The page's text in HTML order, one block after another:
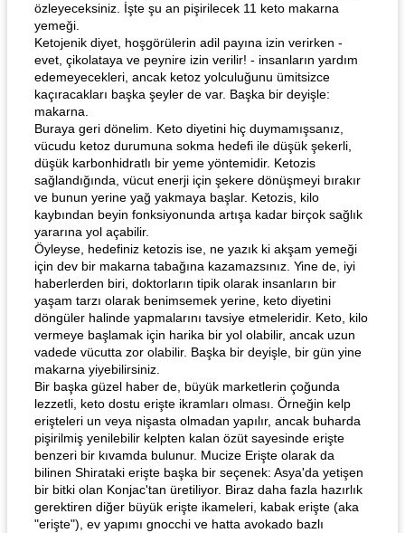
özleyeceksiniz. İşte şu an pişirilecek 11 keto makarna
yemeği.
Ketojenik diyet, hoşgörülerin adil payına izin verirken -
evet, çikolataya ve peynire izin verilir! - insanların yardım
edemeyecekleri, ancak ketoz yolculuğunu ümitsizce
kaçıracakları başka şeyler de var. Başka bir deyişle:
makarna.
Buraya geri dönelim. Keto diyetini hiç duymamışsanız,
vücudu ketoz durumuna sokma hedefi ile düşük şekerli,
düşük karbonhidratlı bir yeme yöntemidir. Ketozis
sağlandığında, vücut enerji için şekere dönüşmeyi bırakır
ve bunun yerine yağ yakmaya başlar. Ketozis, kilo
kaybından beyin fonksiyonunda artışa kadar birçok sağlık
yararına yol açabilir.
Öyleyse, hedefiniz ketozis ise, ne yazık ki akşam yemeği
için dev bir makarna tabağına kazamazsınız. Yine de, iyi
haberlerden biri, doktorların tipik olarak insanların bir
yaşam tarzı olarak benimsemek yerine, keto diyetini
döngüler halinde yapmalarını tavsiye etmeleridir. Keto, kilo
vermeye başlamak için harika bir yol olabilir, ancak uzun
vadede vücutta zor olabilir. Başka bir deyişle, bir gün yine
makarna yiyebilirsiniz.
Bir başka güzel haber de, büyük marketlerin çoğunda
lezzetli, keto dostu erişte ikramları olması. Örneğin kelp
erişteleri un veya nişasta olmadan yapılır, ancak buharda
pişirilmiş yenilebilir kelpten kalan özüt sayesinde erişte
benzeri bir kıvamda bulunur. Mucize Erişte olarak da
bilinen Shirataki erişte başka bir seçenek: Asya'da yetişen
bir bitki olan Konjac'tan üretiliyor. Biraz daha fazla hazırlık
gerektiren diğer büyük erişte ikameleri, kabak erişte (aka
"erişte"), ev yapımı gnocchi ve hatta avokado bazlı